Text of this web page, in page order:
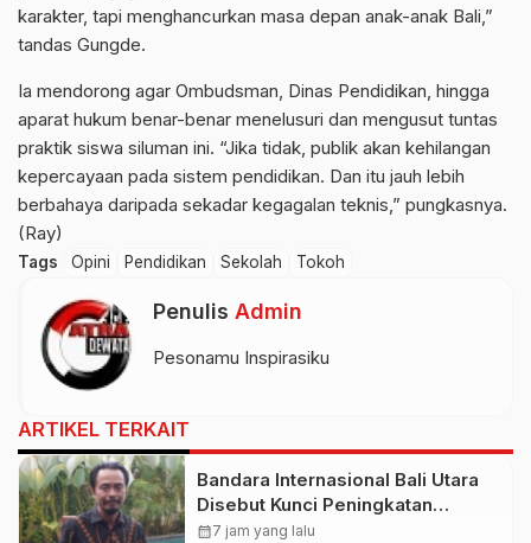
karakter, tapi menghancurkan masa depan anak-anak Bali,”
tandas Gungde.
Ia mendorong agar Ombudsman, Dinas Pendidikan, hingga
aparat hukum benar-benar menelusuri dan mengusut tuntas
praktik siswa siluman ini. “Jika tidak, publik akan kehilangan
kepercayaan pada sistem pendidikan. Dan itu jauh lebih
berbahaya daripada sekadar kegagalan teknis,” pungkasnya.
(Ray)
Tags Opini Pendidikan Sekolah Tokoh
Penulis Admin
Pesonamu Inspirasiku
ARTIKEL TERKAIT
Bandara Internasional Bali Utara
Disebut Kunci Peningkatan
Pariwisata Indonesia Timur dan
calendar_month7 jam yang lalu